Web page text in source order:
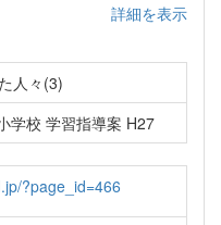
詳細を表示
人々(3)
学校 学習指導案 H27
?page_id=466